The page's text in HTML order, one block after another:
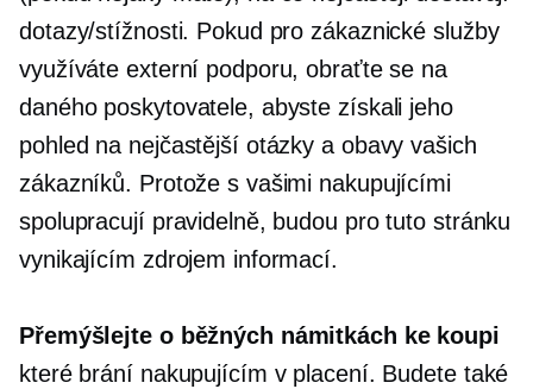
dotazy/stížnosti. Pokud pro zákaznické služby
využíváte externí podporu, obraťte se na
daného poskytovatele, abyste získali jeho
pohled na nejčastější otázky a obavy vašich
zákazníků. Protože s vašimi nakupujícími
spolupracují pravidelně, budou pro tuto stránku
vynikajícím zdrojem informací.
Přemýšlejte o běžných námitkách ke koupi
které brání nakupujícím v placení. Budete také